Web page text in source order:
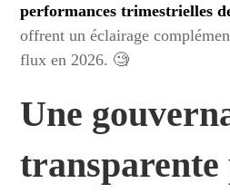
performances trimestrielles
offrent un éclairage
flux en 2026. 🧐
Une
transparente